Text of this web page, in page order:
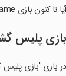
آیا تا کنون بازی Border Patrol Police Game را نصب کرده‌اید؟ این بازی با مراحل جذاب و گیم‌پلی سرگرم‌کننده خود، شما را ساعت‌ها درگیر می‌کند.
بازی پلیس
در بازی 'بازی پلیس